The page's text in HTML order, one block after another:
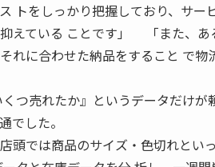
トをしっかり把握しており、サー
えている ことです」 「また、あ
れに合わせた納品をすること で物
つ売れたか』というデータだけが
でした。
頭では商品のサイズ・色切れとい